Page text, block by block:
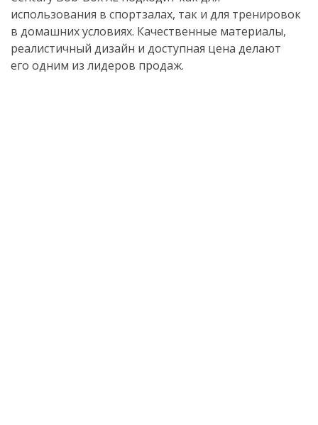
использования в спортзалах, так и для тренировок
в домашних условиях. Качественные материалы,
реалистичный дизайн и доступная цена делают
его одним из лидеров продаж.